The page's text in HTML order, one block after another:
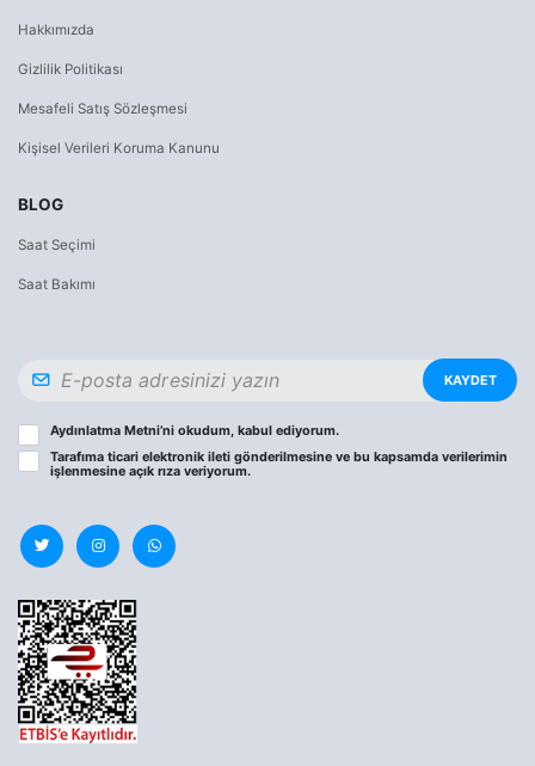
Hakkımızda
Gizlilik Politikası
Mesafeli Satış Sözleşmesi
Kişisel Verileri Koruma Kanunu
BLOG
Saat Seçimi
Saat Bakımı
KAYDET
Aydınlatma Metni’ni okudum, kabul ediyorum.
Tarafıma ticari elektronik ileti gönderilmesine ve bu kapsamda verilerimin
işlenmesine açık rıza veriyorum.